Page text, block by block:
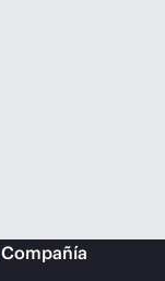
Compañía